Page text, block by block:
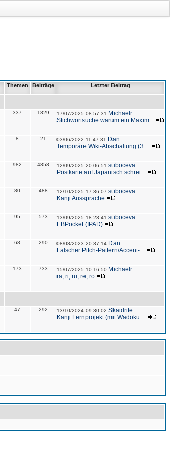
Themen Beiträge Letzter Beitrag
337 1829 17/07/2025 08:57:31
Michaelr
Stichwortsuche warum ein Maxim...
8 21 03/06/2022 11:47:31
Dan
Temporäre Wiki-Abschaltung (3....
982 4858 12/09/2025 20:06:51 suboceva
Postkarte auf Japanisch schrei...
80 488 12/10/2025 17:36:07 suboceva
Kanji Aussprache
95 573 13/09/2025 18:23:41 suboceva
EBPocket (IPAD)
68 290 08/08/2023 20:37:14 Dan
Falscher Pitch-Pattern/Accent-...
173 733 15/07/2025 10:16:50 Michaelr
ra, ri, ru, re, ro
47 292 13/10/2024 09:30:02 Skaidrite
Kanji Lernprojekt (mit Wadoku ...